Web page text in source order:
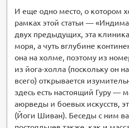
И еще одно место, о котором
рамках этой статьи —
двух предыдущих, эта
моря, а чуть вглубине
она на холме, поэтому из
из йога-холла (поскольку он
всего) открывается
здесь есть настоящий Гуру —
аюрведы и боевых искусств,
(Йоги Шиван). Беседы с ним